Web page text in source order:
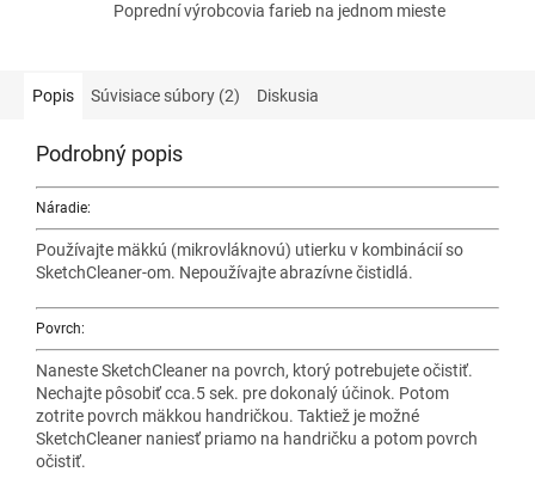
Poprední výrobcovia farieb na jednom mieste
Popis Súvisiace súbory (2) Diskusia
Podrobný popis
Náradie:
Používajte mäkkú (mikrovláknovú) utierku v kombinácií so
SketchCleaner-om. Nepoužívajte abrazívne čistidlá.
Povrch:
Naneste SketchCleaner na povrch, ktorý potrebujete očistiť.
Nechajte pôsobiť cca.5 sek. pre dokonalý účinok. Potom
zotrite povrch mäkkou handričkou. Taktiež je možné
SketchCleaner naniesť priamo na handričku a potom povrch
očistiť.